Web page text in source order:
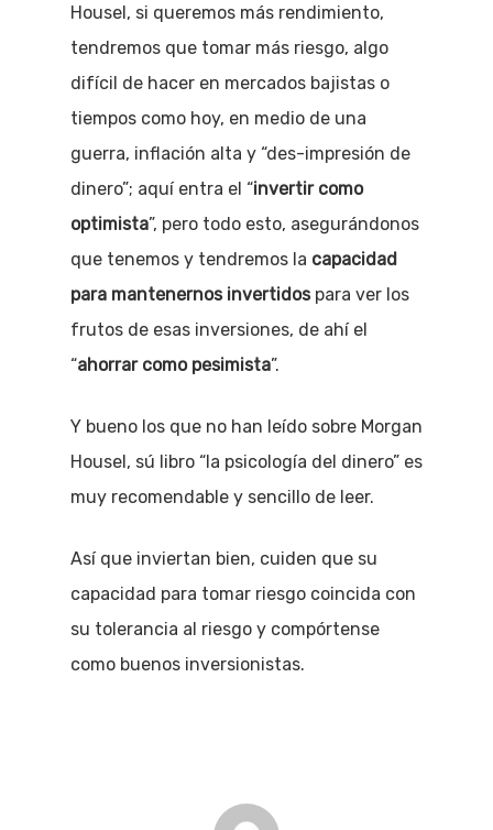
Housel, si queremos más rendimiento,
tendremos que tomar más riesgo, algo
difícil de hacer en mercados bajistas o
tiempos como hoy, en medio de una
guerra, inflación alta y “des-impresión de
dinero”; aquí entra el “invertir como
optimista”, pero todo esto, asegurándonos
que tenemos y tendremos la capacidad
para mantenernos invertidos para ver los
frutos de esas inversiones, de ahí el
“ahorrar como pesimista”.
Y bueno los que no han leído sobre Morgan
Housel, sú libro “la psicología del dinero” es
muy recomendable y sencillo de leer.
Así que inviertan bien, cuiden que su
capacidad para tomar riesgo coincida con
su tolerancia al riesgo y compórtense
como buenos inversionistas.